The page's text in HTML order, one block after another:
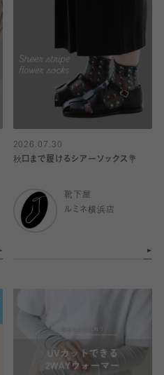
2026.07.30
秋口まで履けるシアーソックス💐
靴下屋
ルミネ横浜店